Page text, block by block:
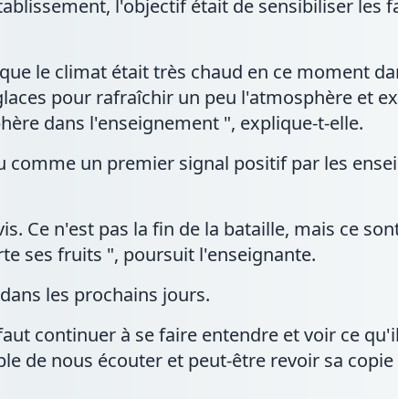
l'objectif était de sensibiliser les
le climat était très chaud en ce moment
pour rafraîchir un peu l'atmosphère et
dans l'enseignement ", explique-t-elle.
un premier signal positif par les
Ce n'est pas la fin de la bataille, mais ce
ses fruits ", poursuit l'enseignante.
les prochains jours.
continuer à se faire entendre et voir ce
de nous écouter et peut-être revoir sa